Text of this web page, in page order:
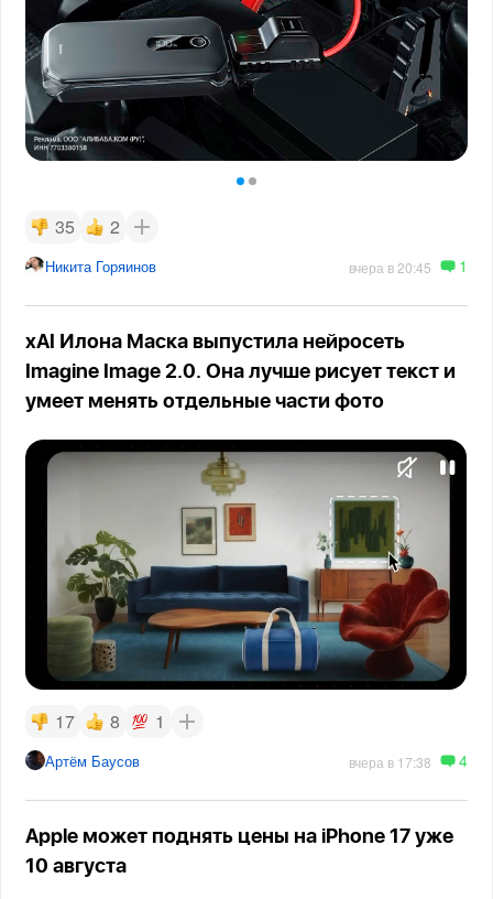
35 2
Никита Горяинов вчера в 20:45 1
xAI Илона Маска выпустила нейросеть
Imagine Image 2.0. Она лучше рисует текст и
умеет менять отдельные части фото
17 8 1
Артём Баусов вчера в 17:38 4
Apple может поднять цены на iPhone 17 уже
10 августа